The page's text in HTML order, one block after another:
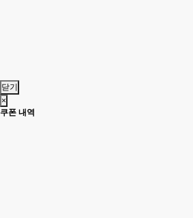
닫기
×
쿠폰 내역